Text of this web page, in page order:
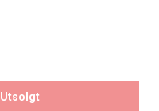
Utsolgt